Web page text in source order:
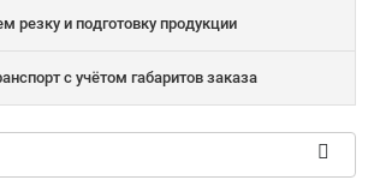
резку и подготовку продукции
с учётом габаритов заказа